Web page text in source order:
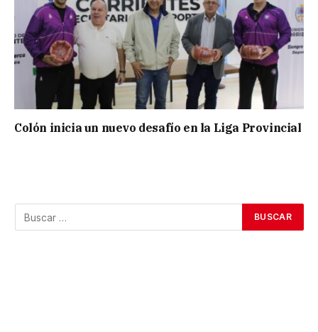
Colón inicia un nuevo desafío en la Liga Provincial